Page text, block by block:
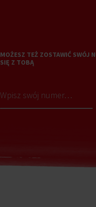
MOŻESZ TEŻ ZOSTAWIĆ SWÓJ
SIĘ Z TOBĄ